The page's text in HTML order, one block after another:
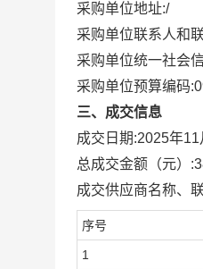
采购单位地址:/
采购单位联系人和
采购单位统一社会
采购单位预算编码:
三、成交信息
成交日期:2025年11
总成交金额（元）:
成交供应商名称、
序号
1